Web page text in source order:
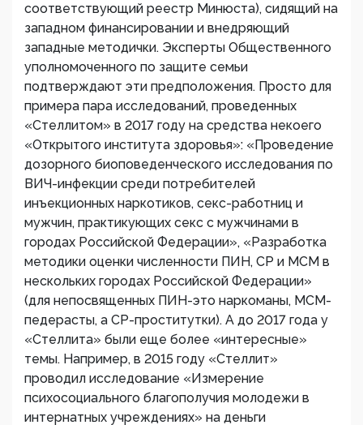
соответствующий реестр Минюста), сидящий на
западном финансировании и внедряющий
западные методички. Эксперты Общественного
уполномоченного по защите семьи
подтверждают эти предположения. Просто для
примера пара исследований, проведенных
«Стеллитом» в 2017 году на средства некоего
«Открытого института здоровья»: «Проведение
дозорного биоповеденческого исследования по
ВИЧ-инфекции среди потребителей
инъекционных наркотиков, секс-работниц и
мужчин, практикующих секс с мужчинами в
городах Российской Федерации», «Разработка
методики оценки численности ПИН, СР и МСМ в
нескольких городах Российской Федерации»
(для непосвященных ПИН-это наркоманы, МСМ-
педерасты, а СР-проститутки). А до 2017 года у
«Стеллита» были еще более «интересные»
темы. Например, в 2015 году «Стеллит»
проводил исследование «Измерение
психосоциального благополучия молодежи в
интернатных учреждениях» на деньги